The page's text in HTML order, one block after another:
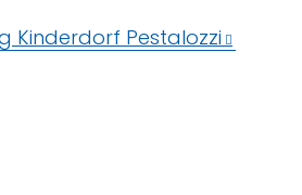
Kinderdorf Pestalozzi